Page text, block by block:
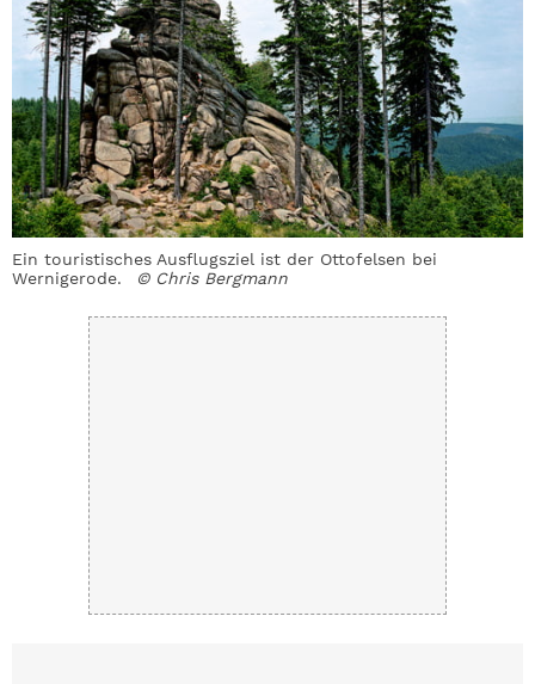
Ein touristisches Ausflugsziel ist der Ottofelsen bei
Wernigerode.
© Chris Bergmann